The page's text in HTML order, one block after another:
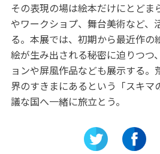
その表現の場は絵本だけにとどま
やワークショプ、舞台美術など、
る。本展では、初期から最近作の
絵が生み出される秘密に迫りつつ
ョンや屏風作品なども展示する。
界のすきまにあるという「スキマ
議な国へ一緒に旅立とう。